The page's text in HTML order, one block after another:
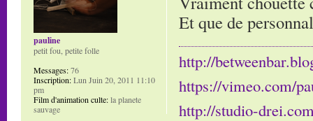
Et que de
http://
https://vimeo.com/
http://studio-
pauline
petit fou, petite folle
Messages:76
Inscription:Lun Juin 20, 2011 11:10
pm
Film d'animation culte:la planete
sauvage